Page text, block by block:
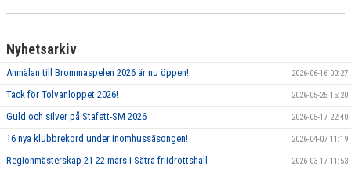
Nyhetsarkiv
Anmälan till Brommaspelen 2026 är nu öppen! 2026-06-16 00:27
Tack för Tolvanloppet 2026! 2026-05-25 15:20
Guld och silver på Stafett-SM 2026 2026-05-17 22:40
16 nya klubbrekord under inomhussäsongen! 2026-04-07 11:19
Regionmästerskap 21-22 mars i Sätra friidrottshall 2026-03-17 11:53